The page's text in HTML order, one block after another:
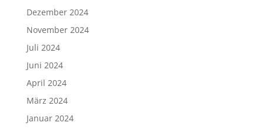
Dezember 2024
November 2024
Juli 2024
Juni 2024
April 2024
März 2024
Januar 2024